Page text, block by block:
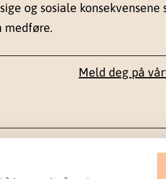
og sosiale
medføre.
Meld deg på